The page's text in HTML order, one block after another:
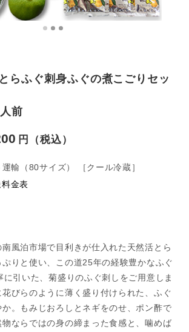
らふぐ刺身ふぐの煮こごりセッ
前
運輸 （80サイズ）
［クール冷蔵］
金表
風泊市場で目利きが仕入れた天然活とら
りと使い、この道25年の経験豊かなふぐ
引いた、菊盛りのふぐ刺しをご用意しま
花びらのように薄く盛り付けられた、ふぐ
。もみじおろしとネギをのせ、ポン酢で
ならではの身の締まった食感と、噛めば